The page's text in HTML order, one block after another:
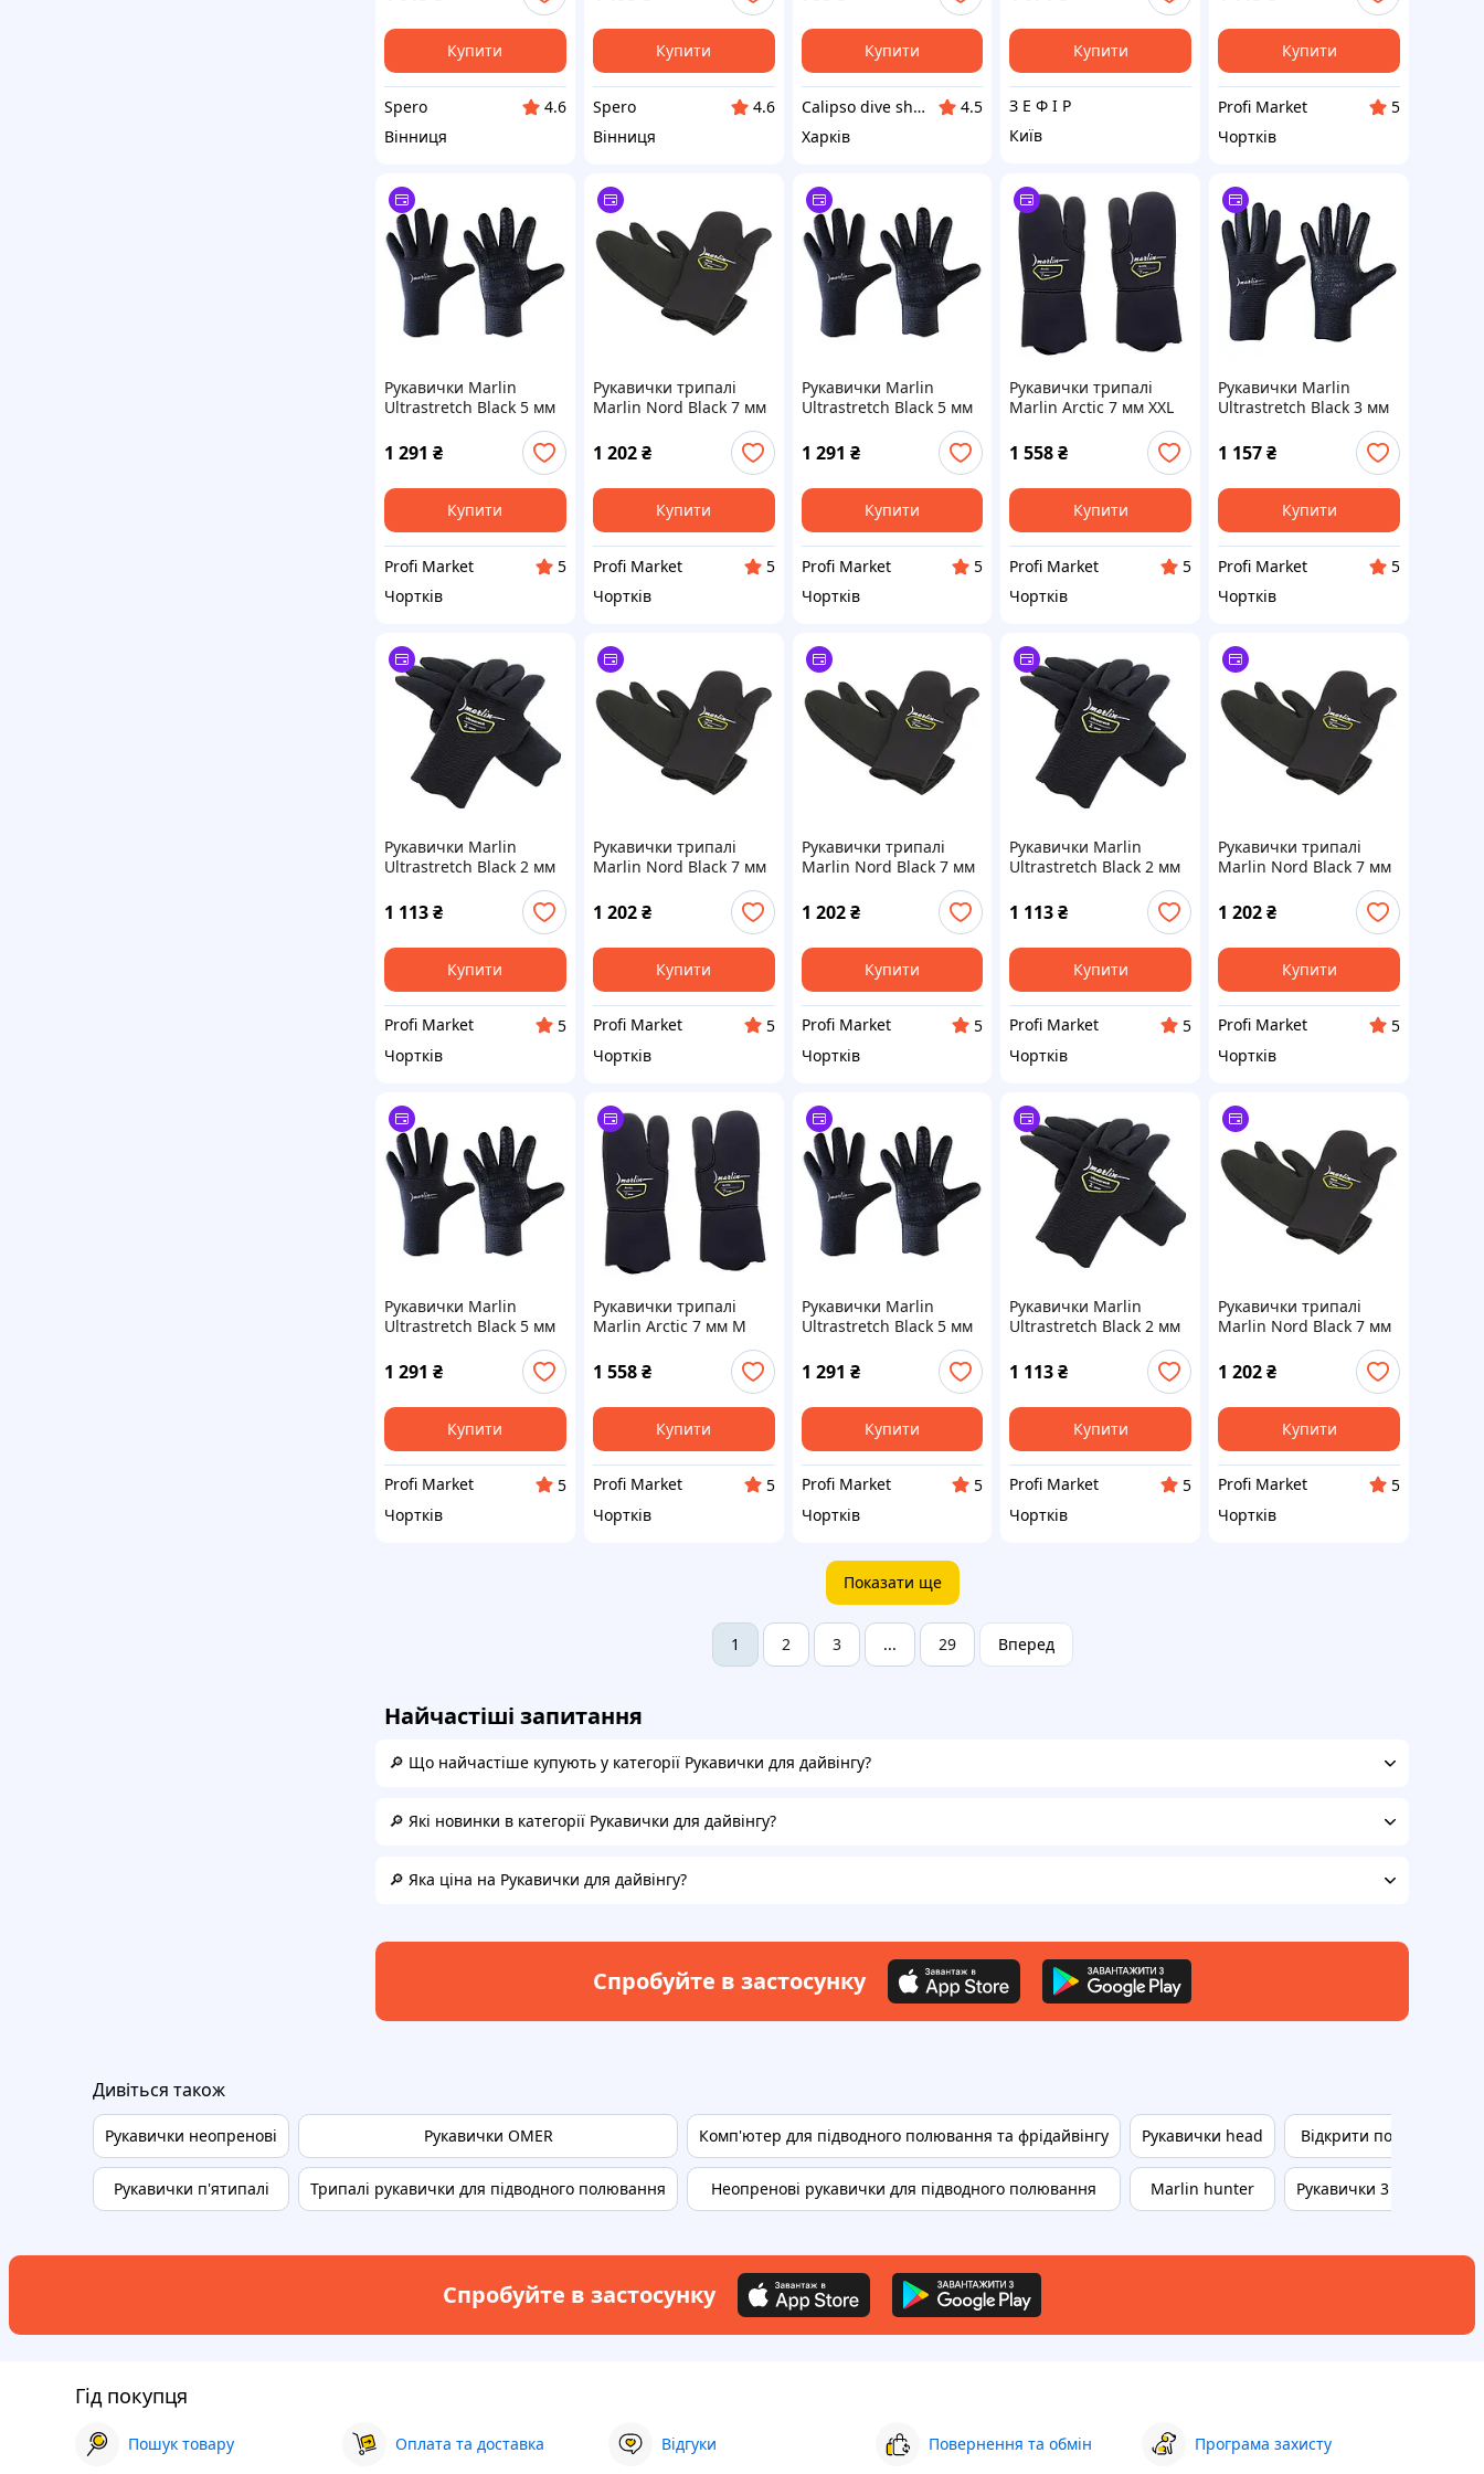
Купити
Spero
4.6
Вінниця
Купити
Spero
4.6
Вінниця
Купити
Calipso dive shop
4.5
Харків
Купити
З Е Ф І Р
Київ
Купити
Profi Market
5
Чортків
Рукавички Marlin
Ultrastretch Black 5 мм
1 291 ₴
Купити
Profi Market
5
Чортків
Рукавички трипалі
Marlin Nord Black 7 мм
1 202₴
Купити
Profi Market
5
Чортків
Рукавички Marlin
Ultrastretch Black 5 мм
1 291 ₴
Купити
Profi Market
5
Чортків
Рукавички трипалі
Marlin Arctic 7 мм XXL
1 558₴
Купити
Profi Market
5
Чортків
Рукавички Marlin
Ultrastretch Black 3 мм
1 157₴
Купити
Profi Market
5
Чортків
Рукавички Marlin
Ultrastretch Black 2 мм
1 113₴
Купити
Profi Market
5
Чортків
Рукавички трипалі
Marlin Nord Black 7 мм
1 202₴
Купити
Profi Market
5
Чортків
Рукавички трипалі
Marlin Nord Black 7 мм
1 202 ₴
Купити
Profi Market
5
Чортків
Рукавички Marlin
Ultrastretch Black 2 мм
1 113₴
Купити
Profi Market
5
Чортків
Рукавички трипалі
Marlin Nord Black 7 мм
1 202₴
Купити
Profi Market
5
Чортків
Рукавички Marlin
Ultrastretch Black 5 мм
1 291 ₴
Купити
Profi Market
5
Чортків
Рукавички трипалі
Marlin Arctic 7 мм M
1 558₴
Купити
Profi Market
5
Чортків
Рукавички Marlin
Ultrastretch Black 5 мм
1 291 ₴
Купити
Profi Market
5
Чортків
Рукавички Marlin
Ultrastretch Black 2 мм
1 113₴
Купити
Profi Market
5
Чортків
Рукавички трипалі
Marlin Nord Black 7 мм
1 202₴
Купити
Profi Market
5
Чортків
Показати ще
1 2 3 ... 29 Вперед
Найчастіші запитання
🔎 Що найчастіше купують у категорії Рукавички для дайвінгу?
🔎 Які новинки в категорії Рукавички для дайвінгу?
🔎 Яка ціна на Рукавички для дайвінгу?
Спробуйте в застосунку
Дивіться також
Рукавички неопренові
Рукавички п'ятипалі
Рукавички OMER
Трипалі рукавички для підводного полювання
Комп'ютер для підводного полювання та фрідайвінгу
Неопренові рукавички для підводного полювання
Рукавички head
Marlin hunter
Відкрити пори
Рукавички 3 мм
Спробуйте в застосунку
Гід покупця
Пошук товару Оплата та доставка Відгуки Повернення та обмін Програма захисту